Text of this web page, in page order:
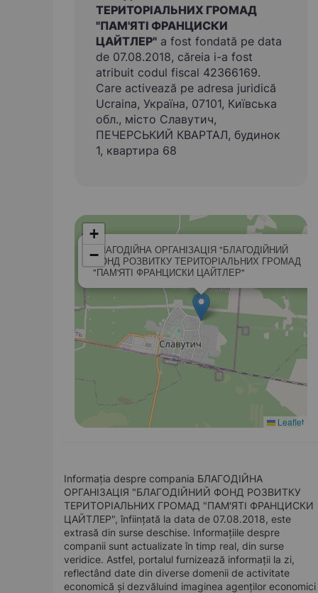
ТЕРИТОРІАЛЬНИХ ГРОМАД
"ПАМ'ЯТІ ФРАНЦИСКИ
ЦАЙТЛЕР" a fost fondată pe data
de 07.08.2018, căreia i-a fost
atribuit codul fiscal 42366169.
Care activează pe adresa juridică
Ucraina, Україна, 07101, Київська
обл., місто Славутич,
ПЕЧЕРСЬКИЙ КВАРТАЛ, будинок
1, квартира 68
БЛАГОДІЙНА ОРГАНІЗАЦІЯ "БЛАГОДІЙНИЙ
ФОНД РОЗВИТКУ ТЕРИТОРІАЛЬНИХ ГРОМАД
"ПАМ'ЯТІ ФРАНЦИСКИ ЦАЙТЛЕР"
+
−
Leaflet
Informația despre compania БЛАГОДІЙНА
ОРГАНІЗАЦІЯ "БЛАГОДІЙНИЙ ФОНД РОЗВИТКУ
ТЕРИТОРІАЛЬНИХ ГРОМАД "ПАМ'ЯТІ ФРАНЦИСКИ
ЦАЙТЛЕР", înființată la data de 07.08.2018, este
extrasă din surse deschise. Informațiile despre
companii sunt actualizate în timp real, din surse
veridice. Astfel, portalul furnizează informații la zi,
reflectând date din diverse domenii de activitate
economică și dezvăluind imaginea agenților economici